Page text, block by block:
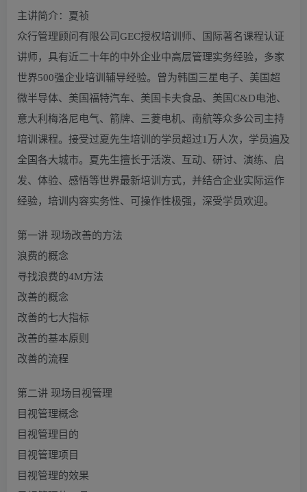
主讲简介：夏祯
众行管理顾问有限公司GEC授权培训师、国际著名课程认证
讲师，具有近二十年的中外企业中高层管理实务经验，多家
世界500强企业培训辅导经验。曾为韩国三星电子、美国超
微半导体、美国福特汽车、美国卡夫食品、美国C&D电池、
意大利梅洛尼电气、箭牌、三菱电机、南航等众多公司主持
培训课程。接受过夏先生培训的学员超过1万人次，学员遍及
全国各大城市。夏先生擅长于活泼、互动、研讨、演练、启
发、体验、感悟等世界最新培训方式，并结合企业实际运作
经验，培训内容实务性、可操作性极强，深受学员欢迎。
第一讲 现场改善的方法
浪费的概念
寻找浪费的4M方法
改善的概念
改善的七大指标
改善的基本原则
改善的流程
第二讲 现场目视管理
目视管理概念
目视管理目的
目视管理项目
目视管理的效果